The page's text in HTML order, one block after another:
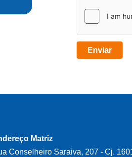
Matriz
Conselheiro Saraiva, 207 - Cj.